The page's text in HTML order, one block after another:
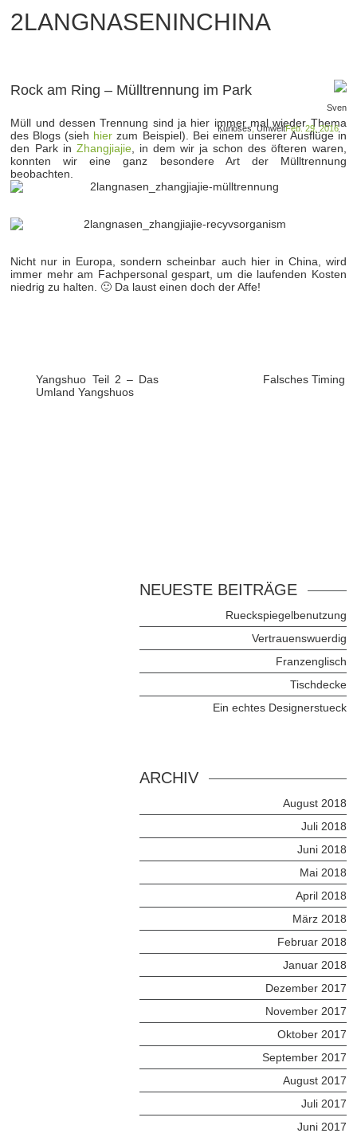
2LANGNASENINCHINA
Rock am Ring – Mülltrennung im Park
Sven
Feb. 29, 2016
Kurioses,Umwelt
Müll und dessen Trennung sind ja hier immer mal wieder Thema
des Blogs (sieh hier zum Beispiel). Bei einem unserer Ausflüge in
den Park in Zhangjiajie, in dem wir ja schon des öfteren waren,
konnten wir eine ganz besondere Art der Mülltrennung
beobachten.
Nicht nur in Europa, sondern scheinbar auch hier in China, wird
immer mehr am Fachpersonal gespart, um die laufenden Kosten
niedrig zu halten. 🙂 Da laust einen doch der Affe!
Yangshuo Teil 2 – Das
Umland Yangshuos
Falsches Timing
NEUESTE BEITRÄGE
Rueckspiegelbenutzung
Vertrauenswuerdig
Franzenglisch
Tischdecke
Ein echtes Designerstueck
ARCHIV
August 2018
Juli 2018
Juni 2018
Mai 2018
April 2018
März 2018
Februar 2018
Januar 2018
Dezember 2017
November 2017
Oktober 2017
September 2017
August 2017
Juli 2017
Juni 2017